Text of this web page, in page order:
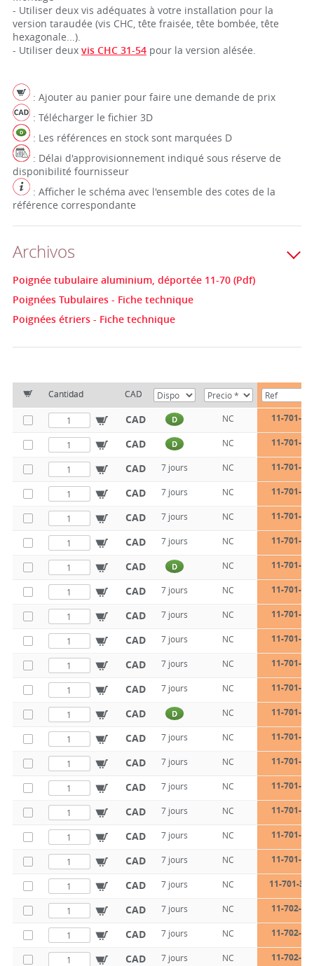
- Utiliser deux vis adéquates à votre installation pour la
version taraudée (vis CHC, tête fraisée, tête bombée, tête
hexagonale...).
- Utiliser deux vis CHC 31-54pour la version alésée.
: Ajouter au panier pour faire une demande de prix
: Télécharger le fichier 3D
: Les références en stock sont marquées D
: Délai d'approvisionnement indiqué sous réserve de
disponibilité fournisseur
: Afficher le schéma avec l'ensemble des cotes de la
référence correspondante
Archivos
Poignée tubulaire aluminium, déportée 11-70 (Pdf)
Poignées Tubulaires - Fiche technique
Poignées étriers - Fiche technique
Cantidad CAD
CAD D NC 11-701-
CAD D NC 11-701-
CAD 7 jours NC 11-701-
CAD 7 jours NC 11-701-
CAD 7 jours NC 11-701-
CAD 7 jours NC 11-701-
CAD D NC 11-701-
CAD 7 jours NC 11-701-
CAD 7 jours NC 11-701-
CAD 7 jours NC 11-701-
CAD 7 jours NC 11-701-
CAD 7 jours NC 11-701-
CAD D NC 11-701-
CAD 7 jours NC 11-701-
CAD 7 jours NC 11-701-
CAD 7 jours NC 11-701-
CAD 7 jours NC 11-701-
CAD 7 jours NC 11-701-
CAD 7 jours NC 11-701-
CAD 7 jours NC 11-701-
CAD 7 jours NC 11-702-
CAD 7 jours NC 11-702-
CAD 7 jours NC 11-702-